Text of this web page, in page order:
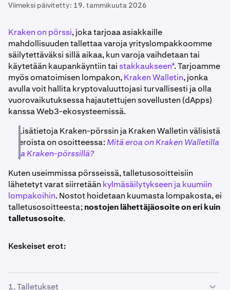
Viimeksi päivitetty: 19. tammikuuta 2026
Kraken on pörssi, joka tarjoaa asiakkaille
mahdollisuuden tallettaa varoja yrityslompakkoomme
säilytettäväksi sillä aikaa, kun varoja vaihdetaan tai
käytetään kaupankäyntiin tai stakkaukseen*. Tarjoamme
myös omatoimisen lompakon,Kraken Walletin, jonka
avulla voit hallita kryptovaluuttojasi turvallisesti ja olla
vuorovaikutuksessa hajautettujen sovellusten (dApps)
kanssa Web3-ekosysteemissä.
Lisätietoja Kraken-pörssin ja Kraken Walletin välisistä
eroista on osoitteessa: Mitä eroa on Kraken Walletilla
ja Kraken-pörssillä?
Kuten useimmissa pörsseissä, talletusosoitteisiin
lähetetyt varat siirretään kylmäsäilytykseen ja kuumiin
lompakoihin. Nostot hoidetaan kuumasta lompakosta, ei
talletusosoitteesta;nostojen lähettäjäosoite on eri kuin
talletusosoite.
Keskeiset erot:
1. Talletukset